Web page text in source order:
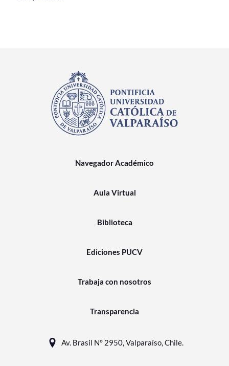
Navegador Académico
Aula Virtual
Biblioteca
Ediciones PUCV
Trabaja con nosotros
Transparencia
Av. Brasil N° 2950, Valparaíso, Chile.